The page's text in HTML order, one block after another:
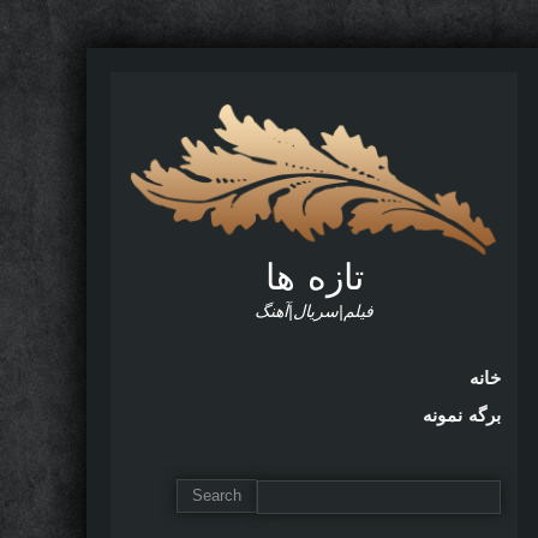
تازه ها
فیلم|سریال|آهنگ
خانه
برگه نمونه